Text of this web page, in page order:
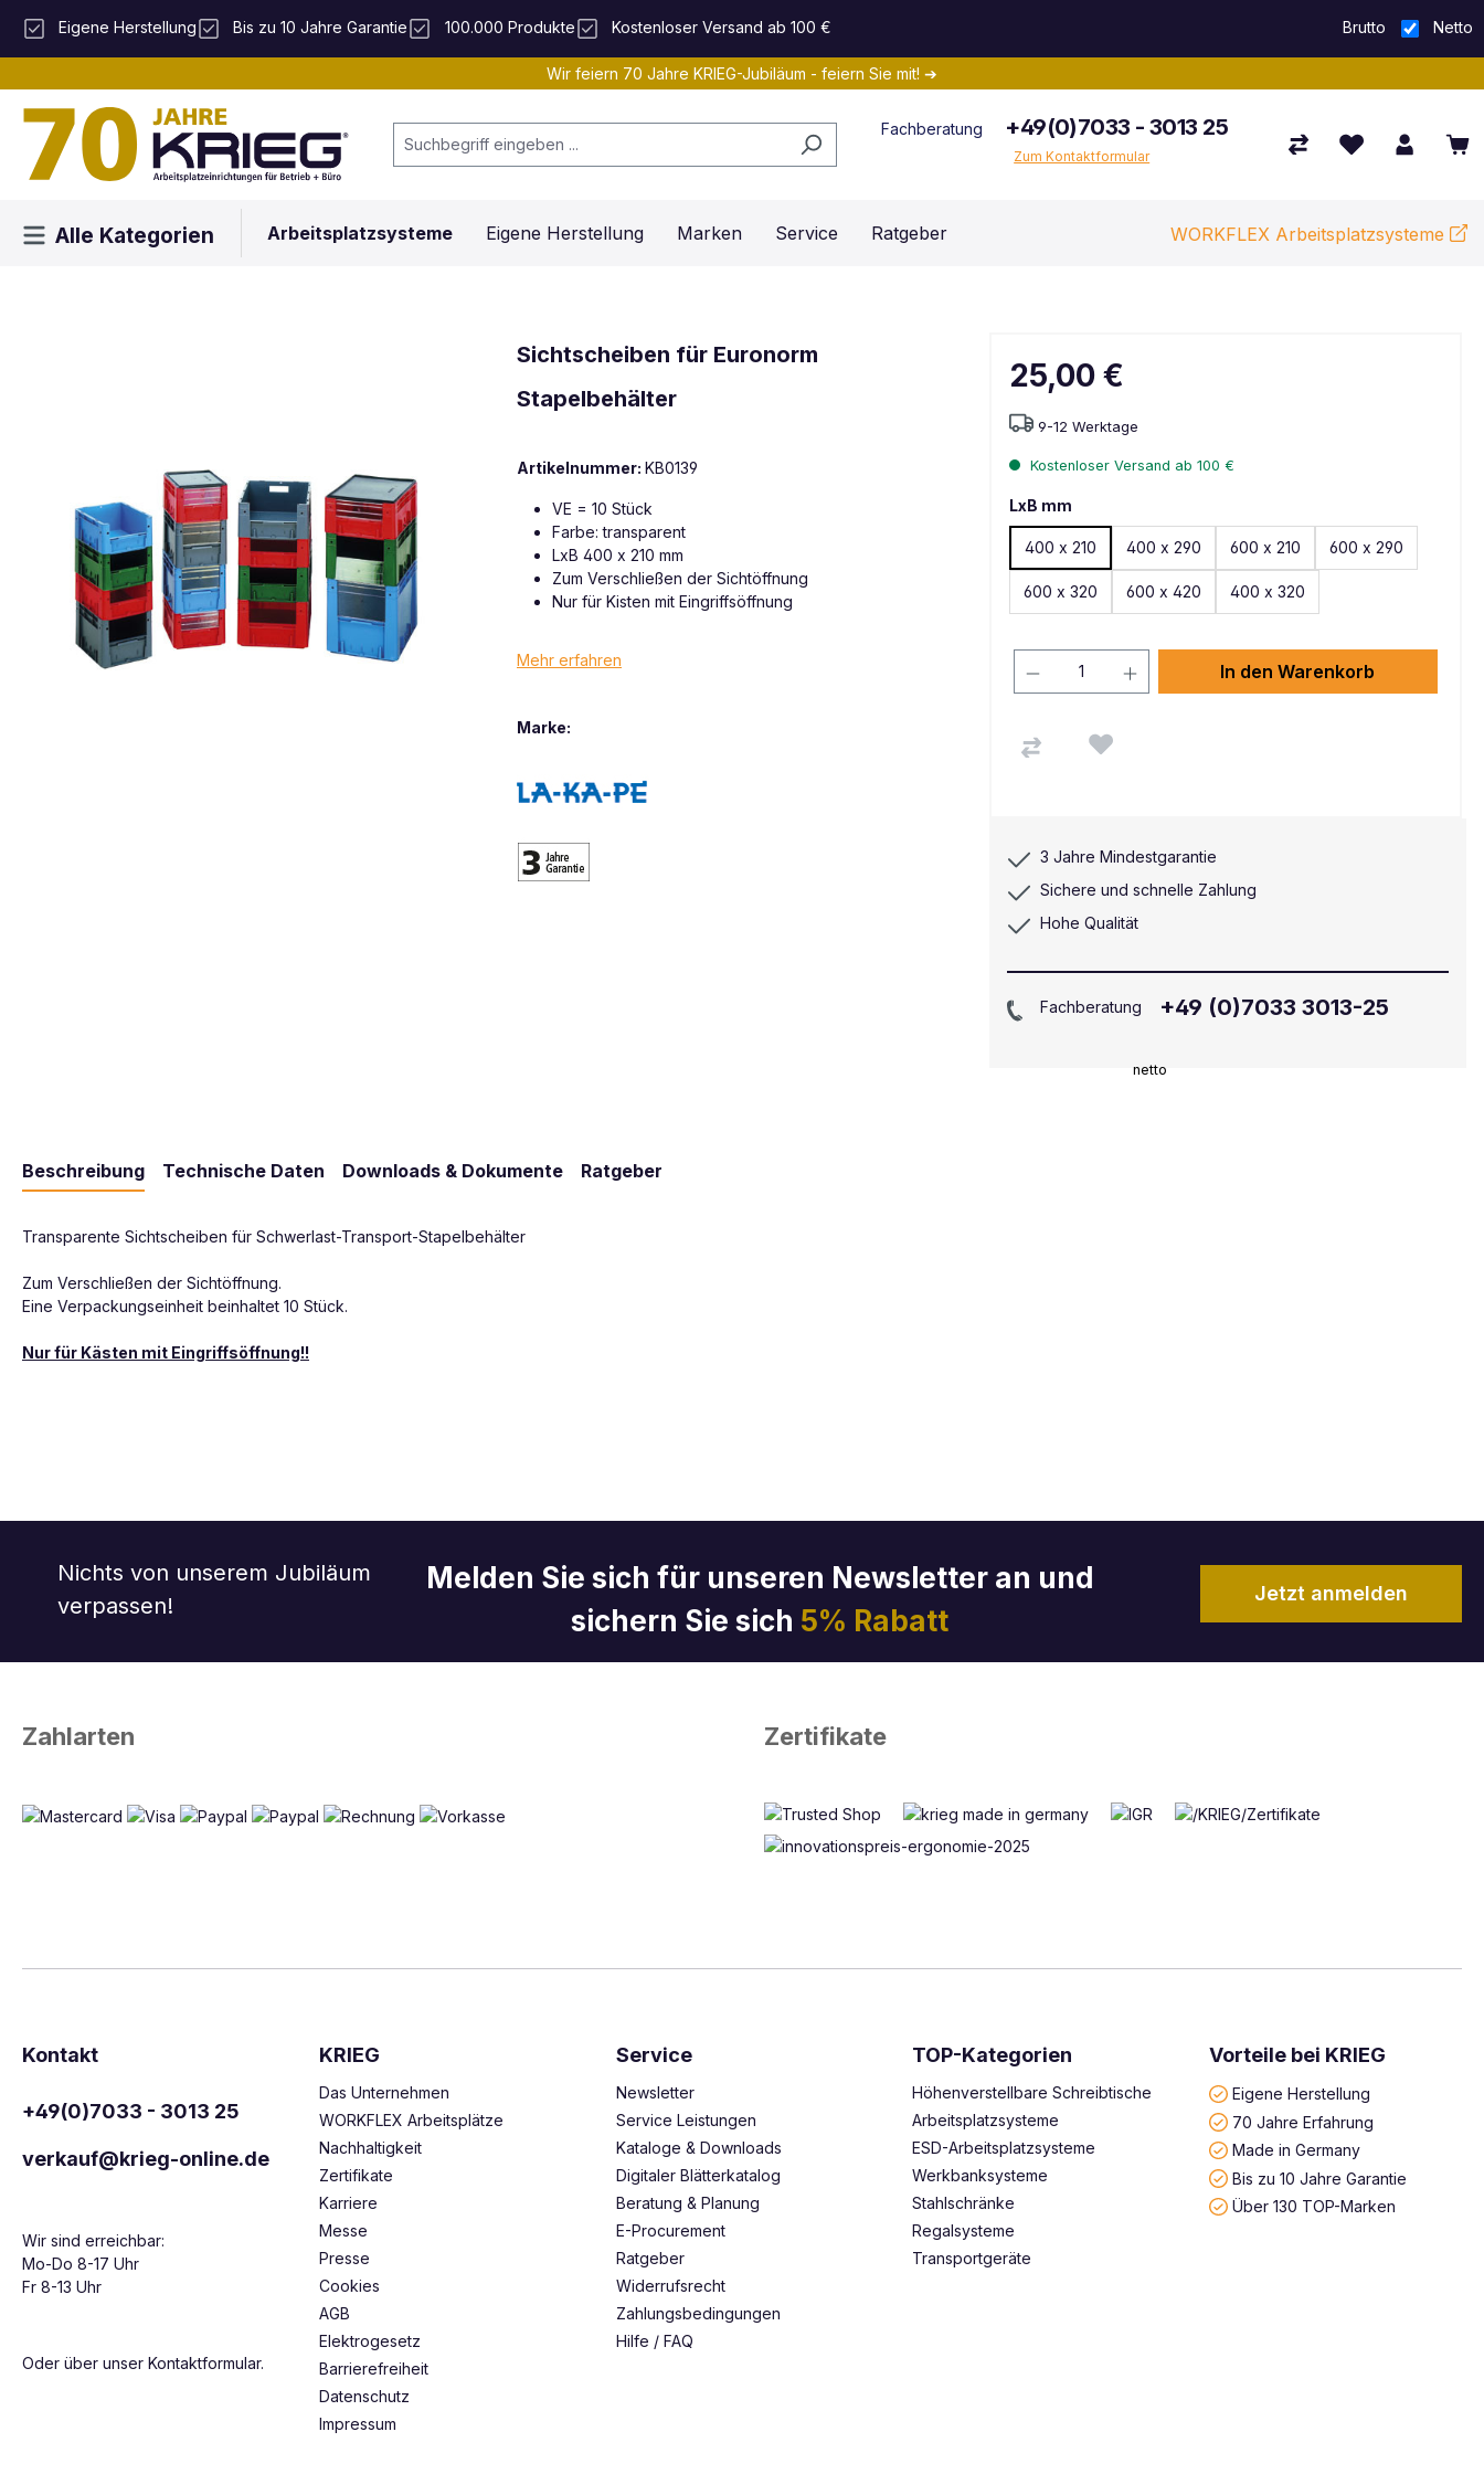
Hauptinhalt springen
Zur Suche springen
Zur Hauptnavigation springen
Eigene Herstellung Bis zu 10 Jahre Garantie 100.000 Produkte Kostenloser Versand ab 100 € Brutto Netto
Wir feiern 70 Jahre KRIEG-Jubiläum - feiern Sie mit! ➔
Fachberatung +49(0)7033 - 3013 25
Zum Kontaktformular
Alle Kategorien Arbeitsplatzsysteme Eigene Herstellung Marken Service Ratgeber WORKFLEX Arbeitsplatzsysteme
Sichtscheiben für Euronorm
Stapelbehälter
Artikelnummer: KB0139
VE = 10 Stück
Farbe: transparent
LxB 400 x 210 mm
Zum Verschließen der Sichtöffnung
Nur für Kisten mit Eingriffsöffnung
Mehr erfahren
Marke:
25,00 €
netto
9-12 Werktage
Kostenloser Versand ab 100 €
LxB mm
400 x 210 400 x 290 600 x 210 600 x 290
600 x 320 600 x 420 400 x 320
In den Warenkorb
3 Jahre Mindestgarantie
Sichere und schnelle Zahlung
Hohe Qualität
Fachberatung +49 (0)7033 3013-25
Beschreibung Technische Daten Downloads & Dokumente Ratgeber
Transparente Sichtscheiben für Schwerlast-Transport-Stapelbehälter
Zum Verschließen der Sichtöffnung.
Eine Verpackungseinheit beinhaltet 10 Stück.
Nur für Kästen mit Eingriffsöffnung!!
Nichts von unserem Jubiläum
verpassen!
Melden Sie sich für unseren Newsletter an und
sichern Sie sich 5% Rabatt
Jetzt anmelden
Zahlarten Zertifikate
Kontakt
+49(0)7033 - 3013 25
verkauf@krieg-online.de
Wir sind erreichbar:
Mo-Do 8-17 Uhr
Fr 8-13 Uhr
Oder über unser Kontaktformular.
KRIEG
Das Unternehmen
WORKFLEX Arbeitsplätze
Nachhaltigkeit
Zertifikate
Karriere
Messe
Presse
Cookies
AGB
Elektrogesetz
Barrierefreiheit
Datenschutz
Impressum
Service
Newsletter
Service Leistungen
Kataloge & Downloads
Digitaler Blätterkatalog
Beratung & Planung
E-Procurement
Ratgeber
Widerrufsrecht
Zahlungsbedingungen
Hilfe / FAQ
TOP-Kategorien
Höhenverstellbare Schreibtische
Arbeitsplatzsysteme
ESD-Arbeitsplatzsysteme
Werkbanksysteme
Stahlschränke
Regalsysteme
Transportgeräte
Vorteile bei KRIEG
Eigene Herstellung
70 Jahre Erfahrung
Made in Germany
Bis zu 10 Jahre Garantie
Über 130 TOP-Marken